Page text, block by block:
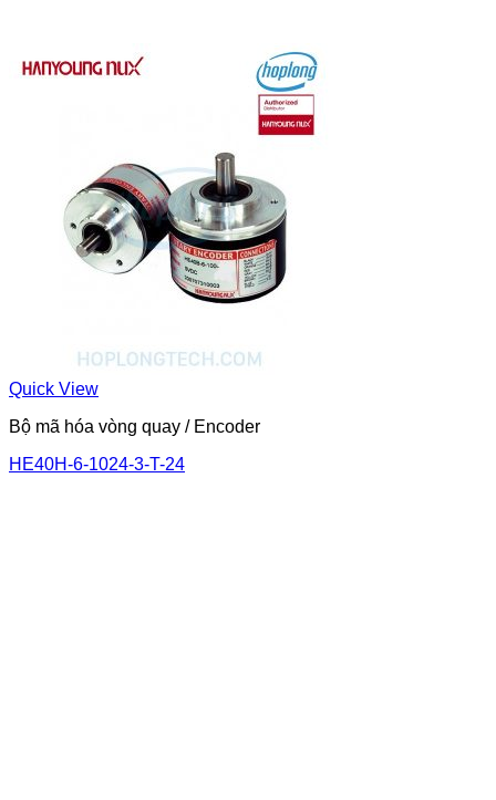
Quick View
Bộ mã hóa vòng quay / Encoder
HE40H-6-1024-3-T-24